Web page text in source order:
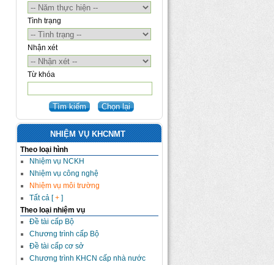
Tình trạng
Nhận xét
Từ khóa
NHIỆM VỤ KHCNMT
Theo loại hình
Nhiệm vụ NCKH
Nhiệm vụ công nghệ
Nhiệm vụ môi trường
Tất cả [+ ]
Theo loại nhiệm vụ
Đề tài cấp Bộ
Chương trình cấp Bộ
Đề tài cấp cơ sở
Chương trình KHCN cấp nhà nước